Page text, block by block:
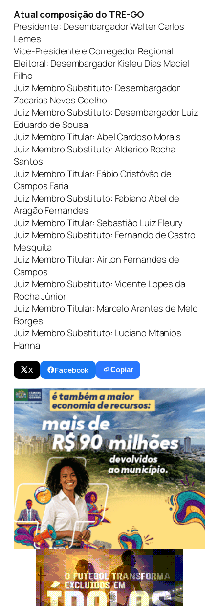
X Facebook Copiar
Atual composição do TRE-GO
Presidente: Desembargador Walter Carlos
Lemes
Vice-Presidente e Corregedor Regional
Eleitoral: Desembargador Kisleu Dias Maciel
Filho
Juiz Membro Substituto: Desembargador
Zacarias Neves Coelho
Juiz Membro Substituto: Desembargador Luiz
Eduardo de Sousa
Juiz Membro Titular: Abel Cardoso Morais
Juiz Membro Substituto: Alderico Rocha
Santos
Juiz Membro Titular: Fábio Cristóvão de
Campos Faria
Juiz Membro Substituto: Fabiano Abel de
Aragão Fernandes
Juiz Membro Titular: Sebastião Luiz Fleury
Juiz Membro Substituto: Fernando de Castro
Mesquita
Juiz Membro Titular: Airton Fernandes de
Campos
Juiz Membro Substituto: Vicente Lopes da
Rocha Júnior
Juiz Membro Titular: Marcelo Arantes de Melo
Borges
Juiz Membro Substituto: Luciano Mtanios
Hanna